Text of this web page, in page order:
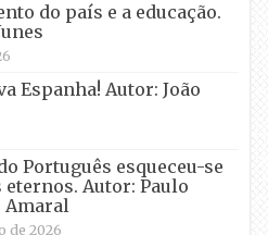
do país e a educação.
Espanha! Autor: João
Português esqueceu-se
Autor: Paulo
Amaral
de 2026